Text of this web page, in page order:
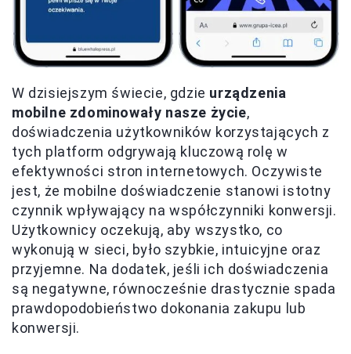
W dzisiejszym świecie, gdzie urządzenia
mobilne zdominowały nasze życie,
doświadczenia użytkowników korzystających z
tych platform odgrywają kluczową rolę w
efektywności stron internetowych. Oczywiste
jest, że mobilne doświadczenie stanowi istotny
czynnik wpływający na współczynniki konwersji.
Użytkownicy oczekują, aby wszystko, co
wykonują w sieci, było szybkie, intuicyjne oraz
przyjemne. Na dodatek, jeśli ich doświadczenia
są negatywne, równocześnie drastycznie spada
prawdopodobieństwo dokonania zakupu lub
konwersji.